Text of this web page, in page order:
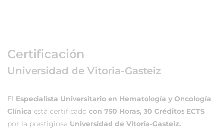
Certificación
Universidad de Vitoria-Gasteiz
El Especialista Universitario en Hematología y Oncología
Clínica está certificado con 750 Horas, 30 Créditos ECTS
por la prestigiosa Universidad de Vitoria-Gasteiz.